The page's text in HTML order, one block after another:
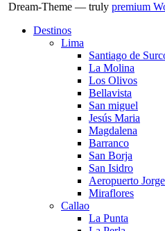
Dream-Theme — truly premium
Destinos
Lima
Santiago de
La Molina
Los Olivos
Bellavista
San miguel
Jesús Maria
Magdalena
Barranco
San Borja
San Isidro
Aeropuerto
Miraflores
Callao
La Punta